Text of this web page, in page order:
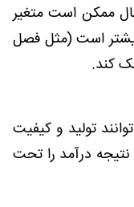
ممکن است متغیر
است (مثل فصل
کند.
تولید و کیفیت
نتیجه درآمد را تحت